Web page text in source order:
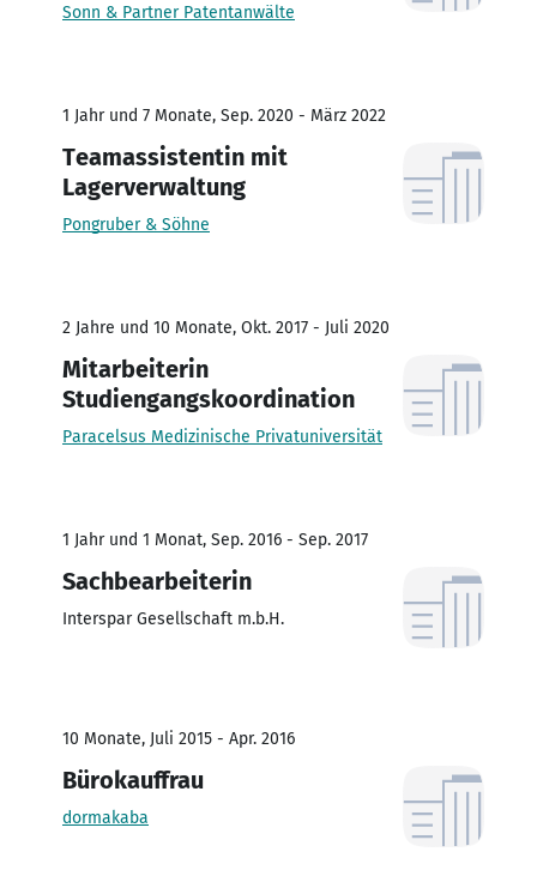
Sonn & Partner Patentanwälte
1 Jahr und 7 Monate, Sep. 2020 - März 2022
Teamassistentin mit
Lagerverwaltung
Pongruber & Söhne
2 Jahre und 10 Monate, Okt. 2017 - Juli 2020
Mitarbeiterin
Studiengangskoordination
Paracelsus Medizinische Privatuniversität
1 Jahr und 1 Monat, Sep. 2016 - Sep. 2017
Sachbearbeiterin
Interspar Gesellschaft m.b.H.
10 Monate, Juli 2015 - Apr. 2016
Bürokauffrau
dormakaba